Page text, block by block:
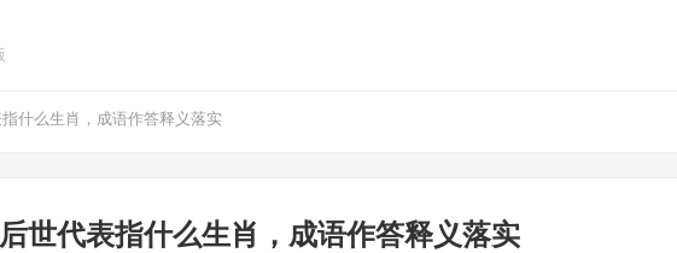
什么生肖，成语作答释义落实
世代表指什么生肖，成语作答释义落实